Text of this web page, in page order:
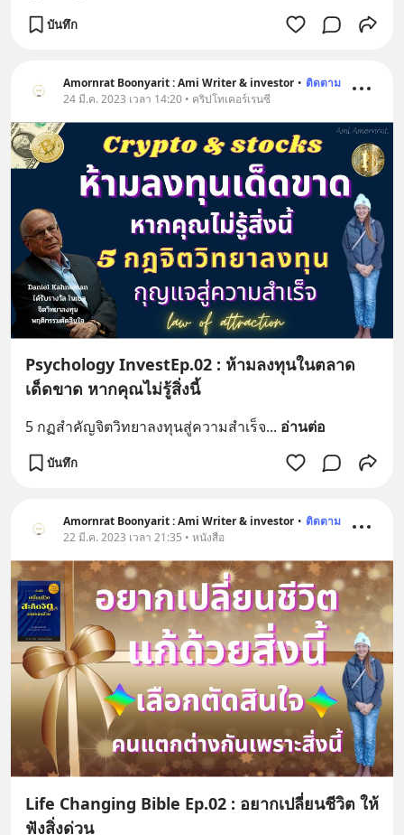
บันทึก
Amornrat Boonyarit : Ami Writer & investor • ติดตาม
24 มี.ค. 2023 เวลา 14:20 • คริปโทเคอร์เรนซี
Psychology InvestEp.02 : ห้ามลงทุนในตลาด
เด็ดขาด หากคุณไม่รู้สิ่งนี้
5 กฏสำคัญจิตวิทยาลงทุนสู่ความสำเร็จ... อ่านต่อ
บันทึก
Amornrat Boonyarit : Ami Writer & investor • ติดตาม
22 มี.ค. 2023 เวลา 21:35 • หนังสือ
Life Changing Bible Ep.02 : อยากเปลี่ยนชีวิต ให้
ฟังสิ่งด่วน